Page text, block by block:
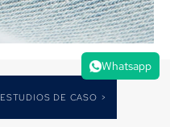
ESTUDIOS DE CASO >
Whatsapp